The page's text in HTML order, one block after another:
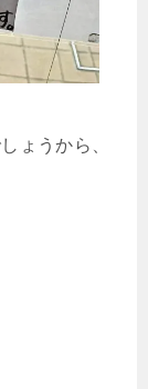
ょうから、